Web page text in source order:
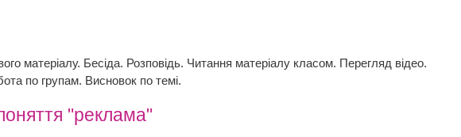
матеріалу. Бесіда. Розповідь. Читання матеріалу класом. Перегляд відео.
по групам. Висновок по темі.
"реклама"